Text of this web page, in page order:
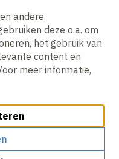
andere
deze o.a. om
het gebruik van
content en
meer informatie,
Privacy policy